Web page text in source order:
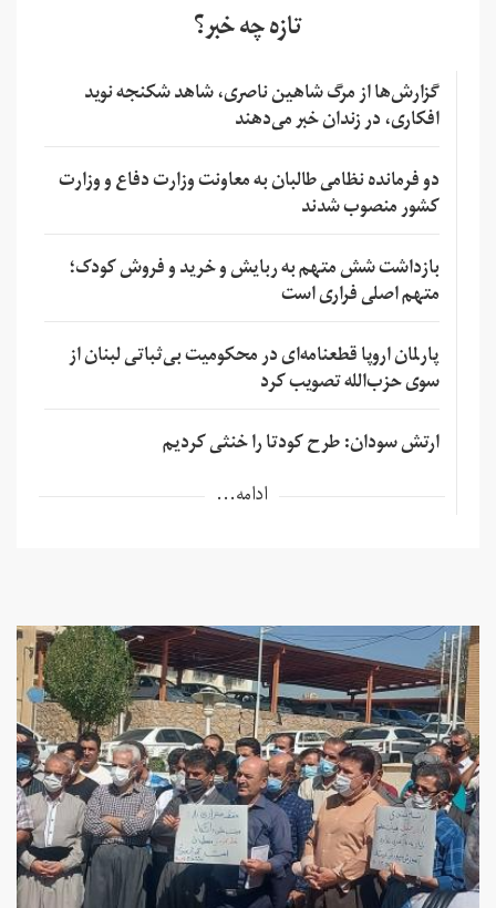
تازه چه خبر؟
گزارش‌ها از مرگ شاهین ناصری، شاهد شکنجه نوید
افکاری، در زندان خبر می‌دهند
دو فرمانده نظامی طالبان به معاونت وزارت دفاع و وزارت
کشور منصوب شدند
بازداشت شش متهم به ربایش و خرید و فروش کودک؛
متهم اصلی فراری است
پارلمان اروپا قطعنامه‌ای در محکومیت بی‌ثباتی لبنان از
سوی حزب‌الله تصویب کرد
ارتش سودان: طرح کودتا را خنثی کردیم
ادامه...